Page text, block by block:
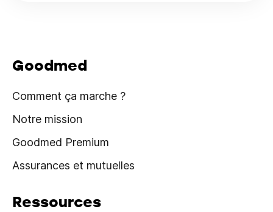
Goodmed
Comment ça marche ?
Notre mission
Goodmed Premium
Assurances et mutuelles
Ressources